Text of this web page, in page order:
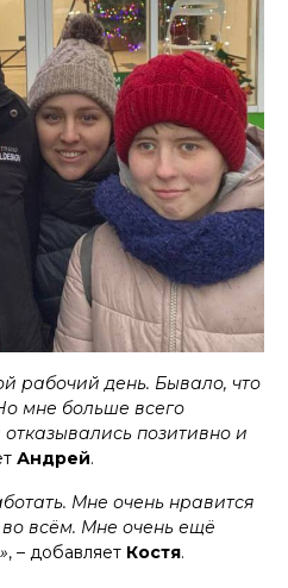
рабочий день. Бывало, что
мне больше всего
позитивно и
Андрей.
Мне очень нравится
всём. Мне очень ещё
, – добавляет Костя.